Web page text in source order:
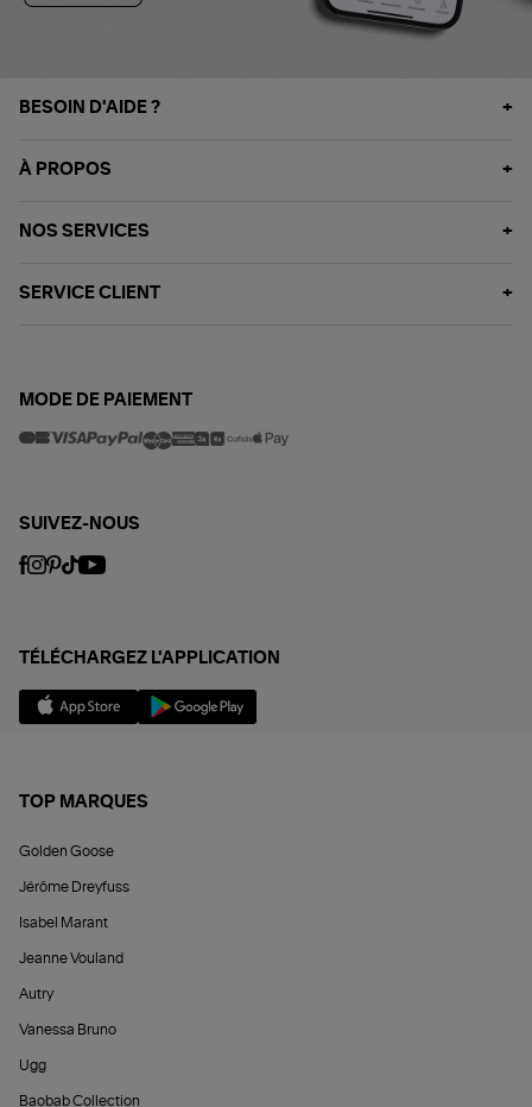
BESOIN D'AIDE ?
À PROPOS
NOS SERVICES
SERVICE CLIENT
MODE DE PAIEMENT
SUIVEZ-NOUS
TÉLÉCHARGEZ L'APPLICATION
TOP MARQUES
Golden Goose
Jérôme Dreyfuss
Isabel Marant
Jeanne Vouland
Autry
Vanessa Bruno
Ugg
Baobab Collection